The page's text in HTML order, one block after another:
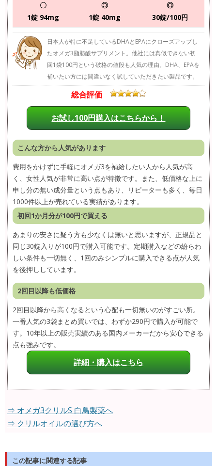
〇
1錠 94mg
◎
1錠 40mg
◎
30錠/100円
日本人が特に不足しているDHAとEPAにクローズアップし
たオメガ3脂肪酸サプリメント。他社には真似できない初
回1袋100円という破格の値段も人気の理由。DHA、EPAを
補いたい方には間違いなく試していただきたい製品です。
総合評価
お試し100円購入はこちらから！
こんな方から人気があります
費用をかけずに手軽にオメガ3を補給したい人から人気が高
く、女性人気が非常に高い点が特徴です。また、低価格な上に
申し分の無い成分量という点もあり、リピーターも多く、毎日
1000件以上が売れている実績があります。
初回1か月分が100円で買える
あまりの安さに疑う方も少なくは無いと思いますが、正規品と
同じ30錠入りが100円で購入可能です。定期購入などの紛らわ
しい条件も一切無く、1回のみシンプルに購入できる点が人気
を後押ししています。
2回目以降も低価格
2回目以降から高くなるという心配も一切無いのがすごい所。
一番人気の3袋まとめ買いでは、わずか290円で購入が可能で
す。10年以上の販売実績のある国内メーカーだから安心できる
点も強みです。
詳細・購入はこちら
⇒ オメガ3クリルS 白鳥製薬へ
⇒ クリルオイルの選び方へ
この記事に関連する記事